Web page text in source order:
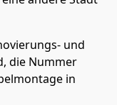
und
die Nummer
in